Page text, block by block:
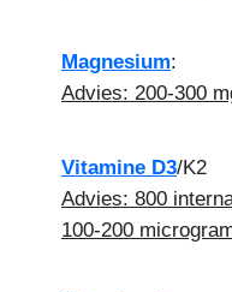
Magnesium:
Advies: 200-300
Vitamine D3/K2
Advies: 800
100-200